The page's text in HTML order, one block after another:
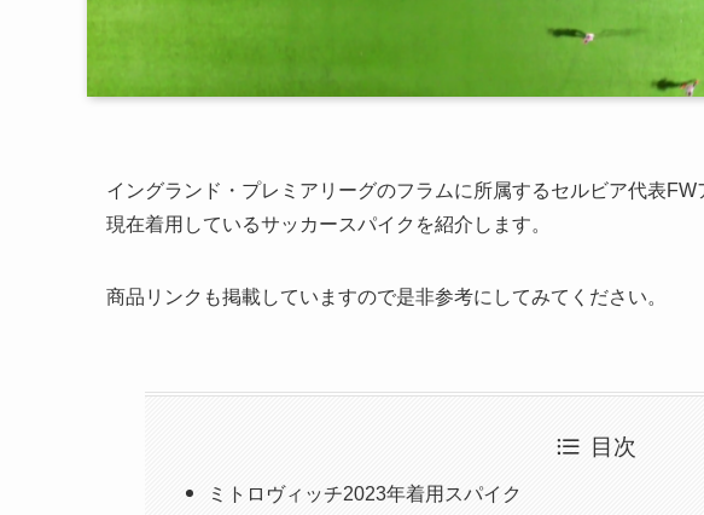
イングランド・プレミアリーグのフラムに所属するセルビア代表
現在着用しているサッカースパイクを紹介します。
商品リンクも掲載していますので是非参考にしてみてください。
目次
ミトロヴィッチ2023年着用スパイク